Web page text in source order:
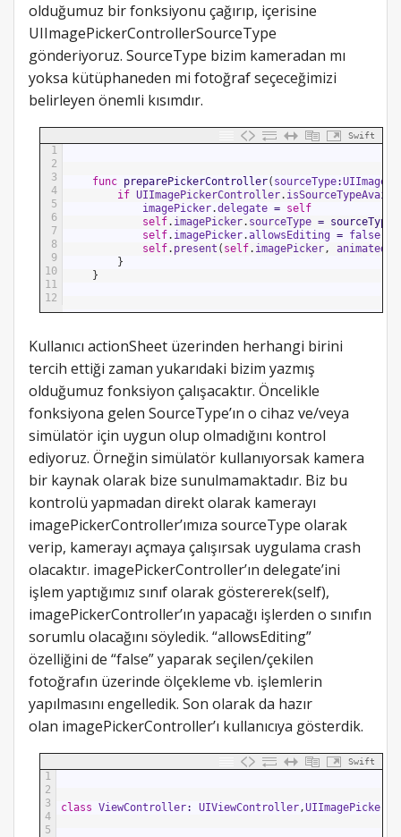
olduğumuz bir fonksiyonu çağırıp, içerisine
UIImagePickerControllerSourceType
gönderiyoruz. SourceType bizim kameradan mı
yoksa kütüphaneden mi fotoğraf seçeceğimizi
belirleyen önemli kısımdır.
Swift
1
2
3
4
5
6
7
8
9
10
11
12
func preparePickerController( sourceType:
if UIImagePickerController.
imagePicker.delegate = self
self. imagePicker. sourceType = sourceType
self. imagePicker.allowsEditing = false
self. present ( self. imagePicker , animated
}
}
Kullanıcı actionSheet üzerinden herhangi birini
tercih ettiği zaman yukarıdaki bizim yazmış
olduğumuz fonksiyon çalışacaktır. Öncelikle
fonksiyona gelen SourceType’ın o cihaz ve/veya
simülatör için uygun olup olmadığını kontrol
ediyoruz. Örneğin simülatör kullanıyorsak kamera
bir kaynak olarak bize sunulmamaktadır. Biz bu
kontrolü yapmadan direkt olarak kamerayı
imagePickerController’ımıza sourceType olarak
verip, kamerayı açmaya çalışırsak uygulama crash
olacaktır. imagePickerController’ın delegate’ini
işlem yaptığımız sınıf olarak göstererek(self),
imagePickerController’ın yapacağı işlerden o sınıfın
sorumlu olacağını söyledik. “allowsEditing”
özelliğini de “false” yaparak seçilen/çekilen
fotoğrafın üzerinde ölçekleme vb. işlemlerin
yapılmasını engelledik. Son olarak da hazır
olan imagePickerController’ı kullanıcıya gösterdik.
Swift
1
2
3
4
5
class ViewController: UIViewController ,